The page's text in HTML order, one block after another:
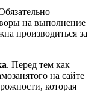
на выполнение
производиться за
. Перед тем как
на сайте
которая